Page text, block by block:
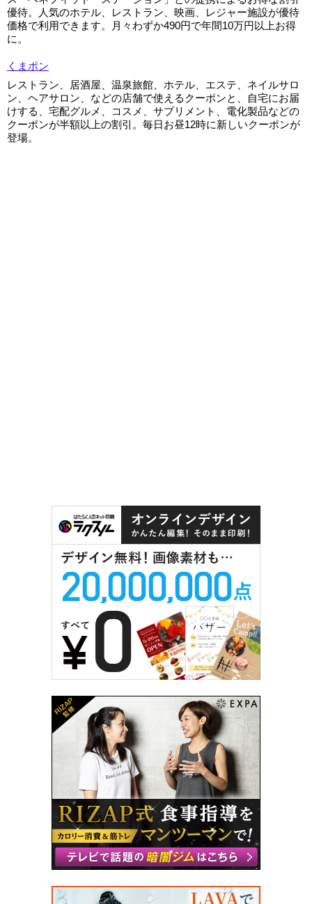
優待。人気のホテル、レストラン、映画、レジャー施設が優待
価格で利用できます。月々わずか490円で年間10万円以上お得
に。
くまポン
レストラン、居酒屋、温泉旅館、ホテル、エステ、ネイルサロ
ン、ヘアサロン、などの店舗で使えるクーポンと、自宅にお届
けする、宅配グルメ、コスメ、サプリメント、電化製品などの
クーポンが半額以上の割引。毎日お昼12時に新しいクーポンが
登場。